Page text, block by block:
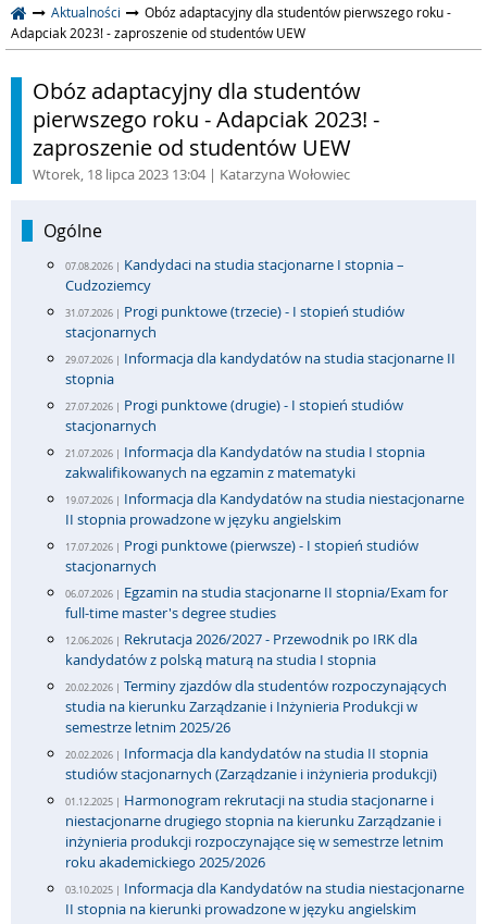
Aktualności
Obóz adaptacyjny dla studentów pierwszego roku -
Adapciak 2023! - zaproszenie od studentów UEW
Obóz adaptacyjny dla studentów
pierwszego roku - Adapciak 2023! -
zaproszenie od studentów UEW
Wtorek, 18 lipca 2023 13:04 | Katarzyna Wołowiec
Ogólne
07.08.2026 | Kandydaci na studia stacjonarne I stopnia –
Cudzoziemcy
31.07.2026 | Progi punktowe (trzecie) - I stopień studiów
stacjonarnych
29.07.2026 | Informacja dla kandydatów na studia stacjonarne II
stopnia
27.07.2026 | Progi punktowe (drugie) - I stopień studiów
stacjonarnych
21.07.2026 | Informacja dla Kandydatów na studia I stopnia
zakwalifikowanych na egzamin z matematyki
19.07.2026 | Informacja dla Kandydatów na studia niestacjonarne
II stopnia prowadzone w języku angielskim
17.07.2026 | Progi punktowe (pierwsze) - I stopień studiów
stacjonarnych
06.07.2026 | Egzamin na studia stacjonarne II stopnia/Exam for
full-time master's degree studies
12.06.2026 | Rekrutacja 2026/2027 - Przewodnik po IRK dla
kandydatów z polską maturą na studia I stopnia
20.02.2026 | Terminy zjazdów dla studentów rozpoczynających
studia na kierunku Zarządzanie i Inżynieria Produkcji w
semestrze letnim 2025/26
20.02.2026 | Informacja dla kandydatów na studia II stopnia
studiów stacjonarnych (Zarządzanie i inżynieria produkcji)
01.12.2025 | Harmonogram rekrutacji na studia stacjonarne i
niestacjonarne drugiego stopnia na kierunku Zarządzanie i
inżynieria produkcji rozpoczynające się w semestrze letnim
roku akademickiego 2025/2026
03.10.2025 | Informacja dla Kandydatów na studia niestacjonarne
II stopnia na kierunki prowadzone w języku angielskim